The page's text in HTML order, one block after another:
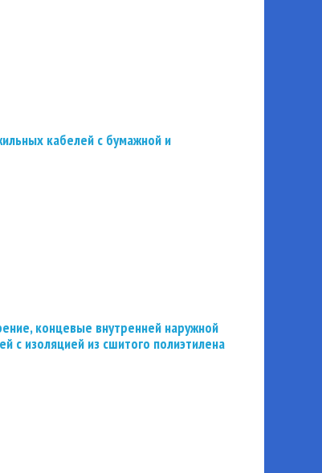
кабелей с бумажной и
концевые внутренней наружной
с изоляцией из сшитого полиэтилена